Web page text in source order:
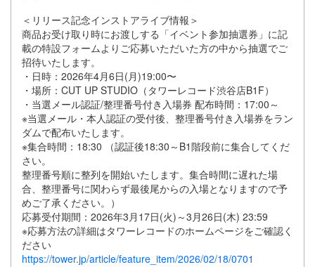
＜リリース記念インストアライブ情報＞
商品お受け取り時にお渡しする「イベント参加抽選券」に記
載の特設フォームよりご応募いただいた方の中から抽選でご
招待いたします。
・日時：2026年4月6日(月)19:00〜
・場所：CUT UP STUDIO（タワーレコード渋谷店B1F）
・当選メール認証/整理番号付き入場券 配布時間：17:00～
※当選メール・本人認証の受付後、整理番号付き入場券をラン
ダムで配布いたします。
※集合時間：18:30 （認証後18:30～B1階段前に集合してくだ
さい。
整理番号順に整列を開始いたします。集合時間に遅れた場
合、整理番号に関わらず最後尾からの入場となりますので予
めご了承ください。）
応募受付期間：2026年3月17日(火)～3月26日(木) 23:59
※応募方法の詳細はタワーレコードのホームページをご確認く
ださい
https://tower.jp/article/feature_item/2026/02/18/0701